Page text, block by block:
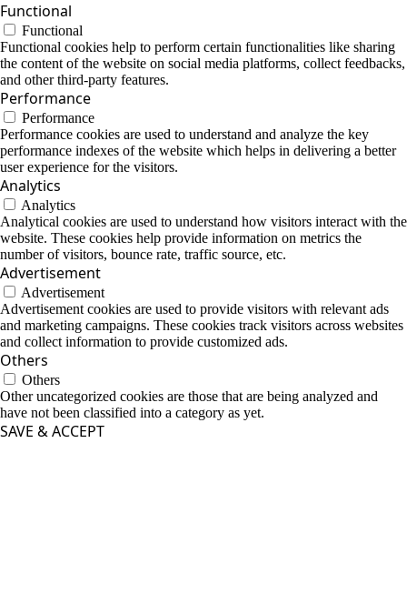
Functional
Functional
Functional cookies help to perform certain functionalities like sharing
the content of the website on social media platforms, collect feedbacks,
and other third-party features.
Performance
Performance
Performance cookies are used to understand and analyze the key
performance indexes of the website which helps in delivering a better
user experience for the visitors.
Analytics
Analytics
Analytical cookies are used to understand how visitors interact with the
website. These cookies help provide information on metrics the
number of visitors, bounce rate, traffic source, etc.
Advertisement
Advertisement
Advertisement cookies are used to provide visitors with relevant ads
and marketing campaigns. These cookies track visitors across websites
and collect information to provide customized ads.
Others
Others
Other uncategorized cookies are those that are being analyzed and
have not been classified into a category as yet.
SAVE & ACCEPT